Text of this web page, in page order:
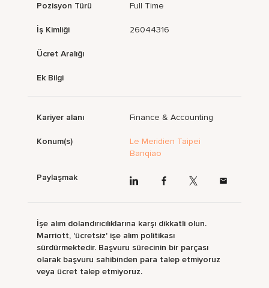
Pozisyon Türü Full Time
İş Kimliği 26044316
Ücret Aralığı
Ek Bilgi
Kariyer alanı Finance & Accounting
Konum(s)
Le Meridien Taipei
Banqiao
Paylaşmak
İşe alım dolandırıcılıklarına karşı dikkatli olun.
Marriott, 'ücretsiz' işe alım politikası
sürdürmektedir. Başvuru sürecinin bir parçası
olarak başvuru sahibinden para talep etmiyoruz
veya ücret talep etmiyoruz.